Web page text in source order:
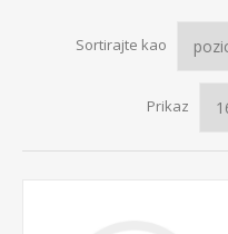
Sortirajte kao
Prikaz